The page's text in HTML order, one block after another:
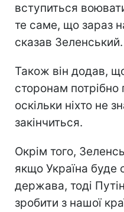
вступиться
те саме, що зараз
сказав Зеленський.
Також він додав,
сторонам
оскільки ніхто не
закінчиться.
Окрім того,
якщо Україна буде
держава, тоді
зробити з нашої